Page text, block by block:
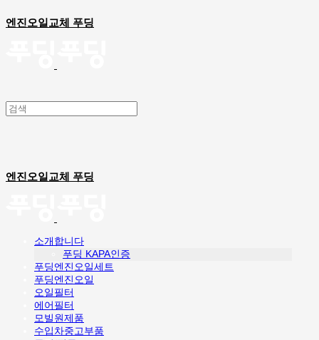
엔진오일교체 푸딩
엔진오일교체 푸딩
소개합니다
푸딩 KAPA인증
푸딩엔진오일세트
푸딩엔진오일
오일필터
에어필터
모빌원제품
수입차중고부품